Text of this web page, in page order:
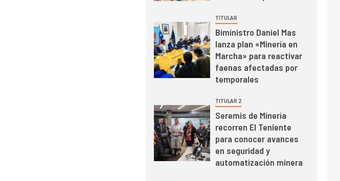
Informe bimensual de
Cochilco: precio del
cobre alcanza
máximos por escasez
de concentrados
5 I+D
Estudio revela cómo el
educación superior se
relacionan en zonas
mineras
6 I+D
BHP proyecta
producción de cobre
cercana a 2 millones
TITULAR
Biministro Daniel Mas
lanza plan «Minería en
Marcha» para reactivar
faenas afectadas por
temporales
TITULAR 2
Seremis de Minería
recorren El Teniente
para conocer avances
en seguridad y
automatización minera